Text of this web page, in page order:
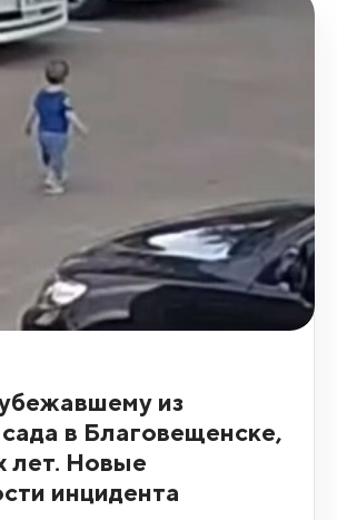
из
в Благовещенске,
лет. Новые
инцидента